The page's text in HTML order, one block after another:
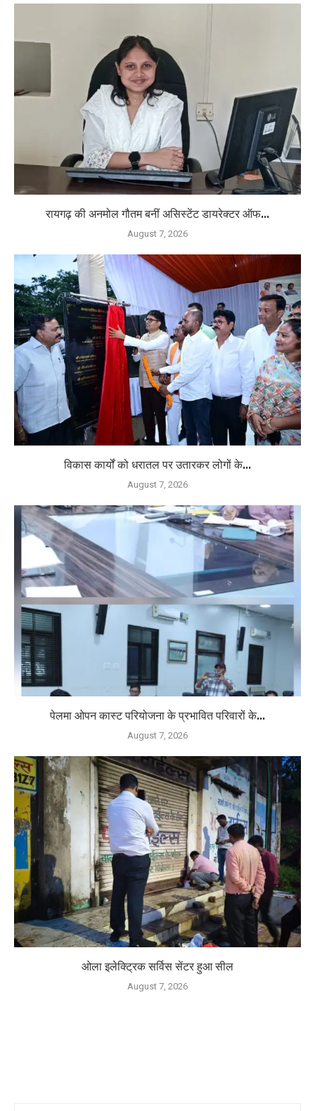
रायगढ़ की अनमोल गौतम बनीं असिस्टेंट डायरेक्टर ऑफ...
August 7, 2026
विकास कार्यों को धरातल पर उतारकर लोगों के...
August 7, 2026
पेलमा ओपन कास्ट परियोजना के प्रभावित परिवारों के...
August 7, 2026
ओला इलेक्ट्रिक सर्विस सेंटर हुआ सील
August 7, 2026